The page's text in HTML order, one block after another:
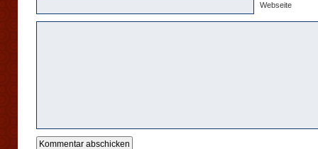
Webseite